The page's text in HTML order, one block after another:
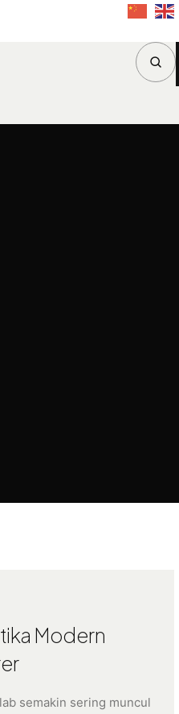
Modern
semakin sering muncul